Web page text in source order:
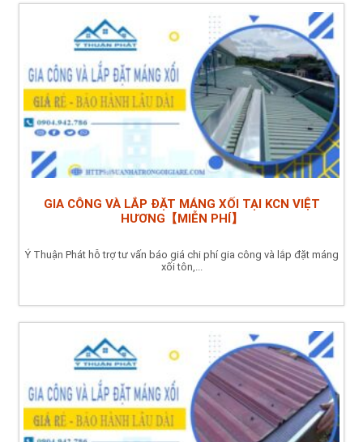
GIA CÔNG VÀ LẮP ĐẶT MÁNG XỐI TẠI KCN VIỆT
HƯƠNG【MIỄN PHÍ】
Ý Thuận Phát hỗ trợ tư vấn báo giá chi phí gia công và lắp đặt máng
xối tôn,...